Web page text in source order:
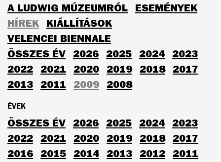
A LUDWIG MÚZEUMRÓL ESEMÉNYEK
HÍREK KIÁLLÍTÁSOK
VELENCEI BIENNALE
ÖSSZES ÉV 2026 2025 2024 2023
2022 2021 2020 2019 2018 2017
2013 2011 2009 2008
ÉVEK
ÖSSZES ÉV 2026 2025 2024 2023
2022 2021 2020 2019 2018 2017
2016 2015 2014 2013 2012 2011